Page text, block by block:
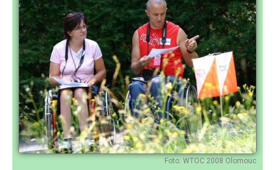
Foto: WTOC 2008 Olomouc